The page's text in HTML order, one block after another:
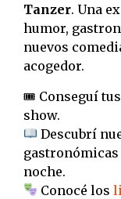
Tanzer. Una
humor,
nuevos
acogedor.
🎟 Conseguí tus
show.
Descubrí
noche.
Conocé los